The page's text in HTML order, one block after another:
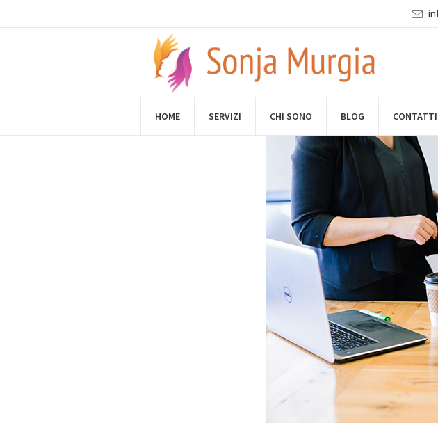
HOME SERVIZI CHI SONO BLOG CONTATTI